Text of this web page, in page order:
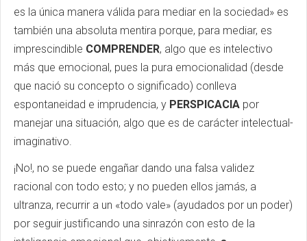
es la única manera válida para mediar en la sociedad» es
también una absoluta mentira porque, para mediar, es
imprescindible COMPRENDER, algo que es intelectivo
más que emocional, pues la pura emocionalidad (desde
que nació su concepto o significado) conlleva
espontaneidad e imprudencia, y PERSPICACIA por
manejar una situación, algo que es de carácter intelectual-
imaginativo.
¡No!, no se puede engañar dando una falsa validez
racional con todo esto; y no pueden ellos jamás, a
ultranza, recurrir a un «todo vale» (ayudados por un poder)
por seguir justificando una sinrazón con esto de la